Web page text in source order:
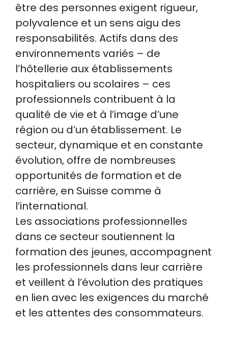
être des personnes exigent rigueur,
polyvalence et un sens aigu des
responsabilités. Actifs dans des
environnements variés – de
l’hôtellerie aux établissements
hospitaliers ou scolaires – ces
professionnels contribuent à la
qualité de vie et à l’image d’une
région ou d’un établissement. Le
secteur, dynamique et en constante
évolution, offre de nombreuses
opportunités de formation et de
carrière, en Suisse comme à
l’international.
Les associations professionnelles
dans ce secteur soutiennent la
formation des jeunes, accompagnent
les professionnels dans leur carrière
et veillent à l’évolution des pratiques
en lien avec les exigences du marché
et les attentes des consommateurs.